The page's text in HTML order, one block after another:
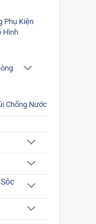
Phụ Kiện
Hình
Chống Nước